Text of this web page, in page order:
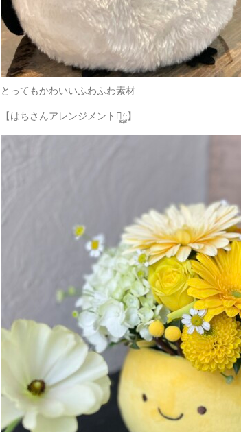
とってもかわいいふわふわ素材
【はちさんアレンジメント࿆】